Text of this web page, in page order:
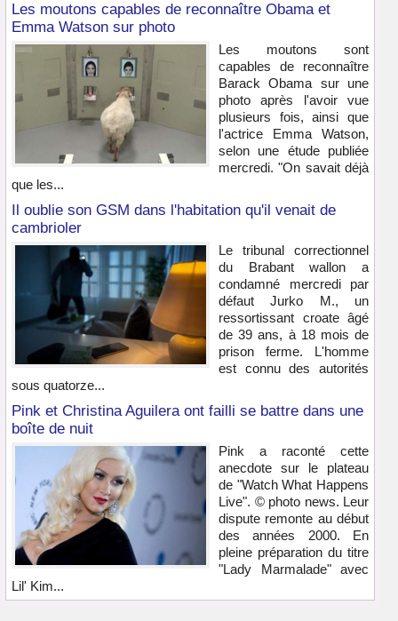
Les moutons capables de reconnaître Obama et
Emma Watson sur photo
Les moutons sont
capables de reconnaître
Barack Obama sur une
photo après l'avoir vue
plusieurs fois, ainsi que
l'actrice Emma Watson,
selon une étude publiée
mercredi. "On savait déjà
que les...
Il oublie son GSM dans l'habitation qu'il venait de
cambrioler
Le tribunal correctionnel
du Brabant wallon a
condamné mercredi par
défaut Jurko M., un
ressortissant croate âgé
de 39 ans, à 18 mois de
prison ferme. L'homme
est connu des autorités
sous quatorze...
Pink et Christina Aguilera ont failli se battre dans une
boîte de nuit
Pink a raconté cette
anecdote sur le plateau
de "Watch What Happens
Live". © photo news. Leur
dispute remonte au début
des années 2000. En
pleine préparation du titre
"Lady Marmalade" avec
Lil' Kim...